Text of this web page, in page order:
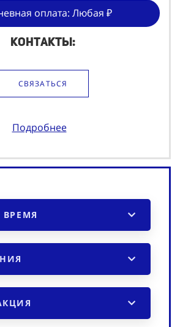
оплата: Любая ₽
Контакты:
СВЯЗАТЬСЯ
Подробнее